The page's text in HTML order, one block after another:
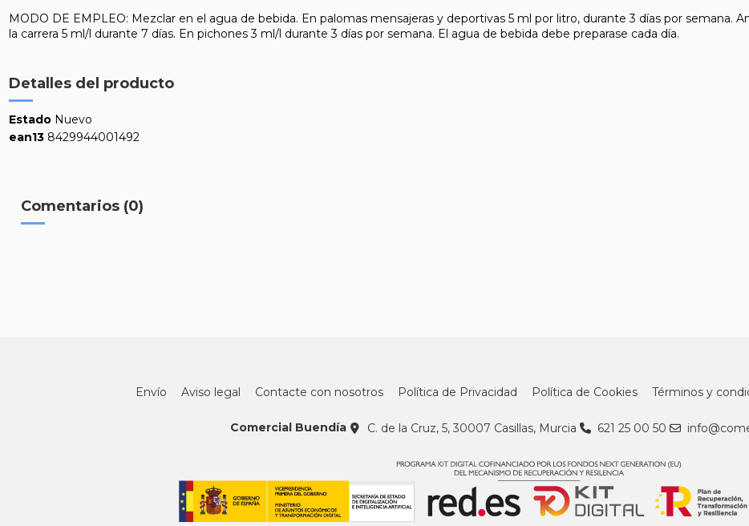
MODO DE EMPLEO: Mezclar en el agua de bebida. En palomas mensajeras y deportivas 5 ml por litro, durante 3 días por semana.
la carrera 5 ml/l durante 7 días. En pichones 3 ml/l durante 3 días por semana. El agua de bebida debe preparase cada día.
Detalles del producto
Estado Nuevo
ean13 8429944001492
Comentarios (0)
Envío Aviso legal Contacte con nosotros Política de Privacidad Política de Cookies Términos y
Comercial Buendía C. de la Cruz, 5, 30007 Casillas, Murcia 621 25 00 50